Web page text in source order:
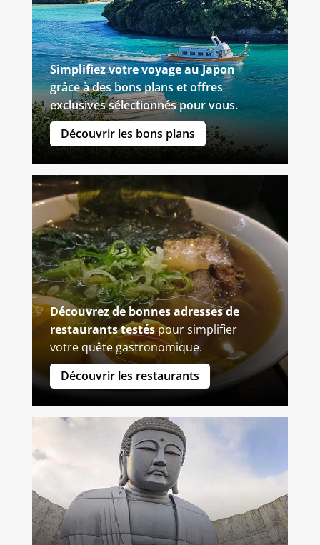
Simplifiez votre voyage au Japon
grâce à des bons plans et offres
exclusives sélectionnés pour vous.
Découvrir les bons plans
Découvrez de bonnes adresses de
restaurants testéspour simplifier
votre quête gastronomique.
Découvrir les restaurants